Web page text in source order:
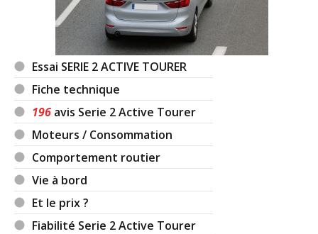
Essai SERIE 2 ACTIVE TOURER
Fiche technique
196 avis Serie 2 Active Tourer
Moteurs / Consommation
Comportement routier
Vie à bord
Et le prix ?
Fiabilité Serie 2 Active Tourer